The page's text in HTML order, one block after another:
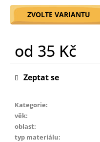
ZVOLTE VARIANTU
od 35 Kč
Měrná
cena:
Kategorie:
věk:
oblast:
typ materiálu:
Zeptat se
j
e
m